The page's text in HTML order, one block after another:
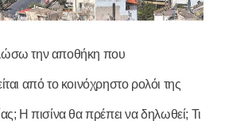
την αποθήκη που
από το κοινόχρηστο ρολόι της
Η πισίνα θα πρέπει να δηλωθεί; Τι